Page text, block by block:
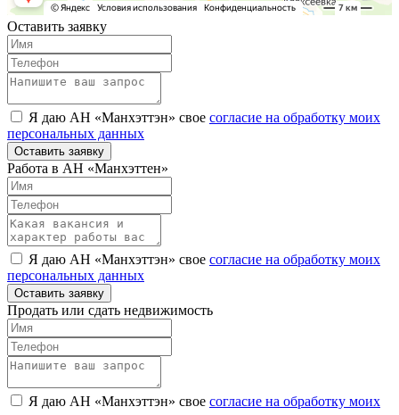
Оставить заявку
Я даю АН «Манхэттэн» свое согласие на обработку моих
персональных данных
Оставить заявку
Работа в АН «Манхэттен»
Я даю АН «Манхэттэн» свое согласие на обработку моих
персональных данных
Оставить заявку
Продать или сдать недвижимость
Я даю АН «Манхэттэн» свое согласие на обработку моих